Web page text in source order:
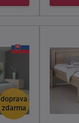
doprava
zdarma